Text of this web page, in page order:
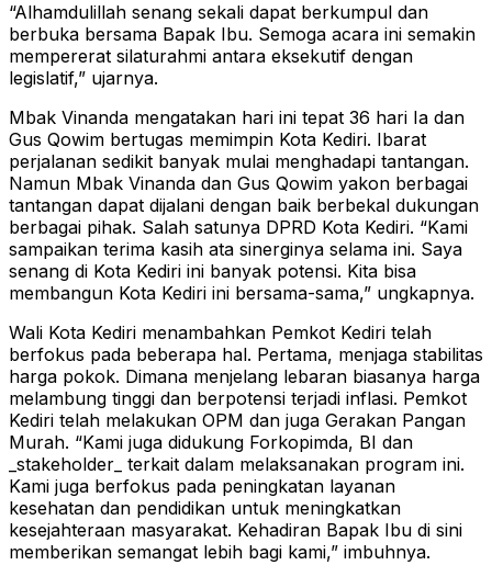
“Alhamdulillah senang sekali dapat berkumpul dan
berbuka bersama Bapak Ibu. Semoga acara ini semakin
mempererat silaturahmi antara eksekutif dengan
legislatif,” ujarnya.
Mbak Vinanda mengatakan hari ini tepat 36 hari Ia dan
Gus Qowim bertugas memimpin Kota Kediri. Ibarat
perjalanan sedikit banyak mulai menghadapi tantangan.
Namun Mbak Vinanda dan Gus Qowim yakon berbagai
tantangan dapat dijalani dengan baik berbekal dukungan
berbagai pihak. Salah satunya DPRD Kota Kediri. “Kami
sampaikan terima kasih ata sinerginya selama ini. Saya
senang di Kota Kediri ini banyak potensi. Kita bisa
membangun Kota Kediri ini bersama-sama,” ungkapnya.
Wali Kota Kediri menambahkan Pemkot Kediri telah
berfokus pada beberapa hal. Pertama, menjaga stabilitas
harga pokok. Dimana menjelang lebaran biasanya harga
melambung tinggi dan berpotensi terjadi inflasi. Pemkot
Kediri telah melakukan OPM dan juga Gerakan Pangan
Murah. “Kami juga didukung Forkopimda, BI dan
_stakeholder_ terkait dalam melaksanakan program ini.
Kami juga berfokus pada peningkatan layanan
kesehatan dan pendidikan untuk meningkatkan
kesejahteraan masyarakat. Kehadiran Bapak Ibu di sini
memberikan semangat lebih bagi kami,” imbuhnya.